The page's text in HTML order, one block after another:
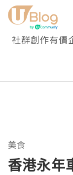
社群創作有價
美食
香港永年